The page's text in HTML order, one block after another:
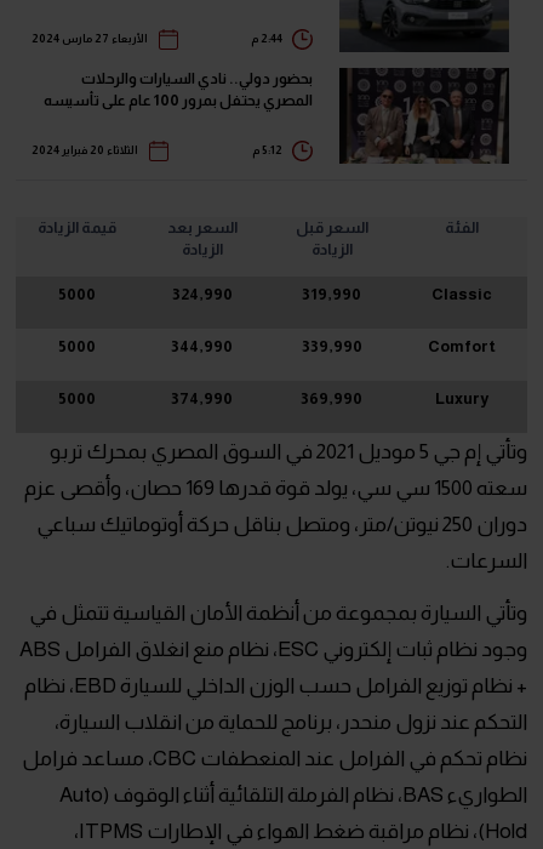
2:44 م الأربعاء 27 مارس 2024
بحضور دولي.. نادي السيارات والرحلات
المصري يحتفل بمرور 100 عام على تأسيسه
الثلاثاء 20 فبراير 2024
الفئة
السعر قبل
الزيادة
السعر بعد
الزيادة
قيمة الزيادة
Classic
319,990
324,990
5000
Comfort
339,990
344,990
5000
Luxury
369,990
374,990
5000
وتأتي إم جي 5 موديل 2021 في السوق المصري بمحرك تربو
سعته 1500 سي سي، يولد قوة قدرها 169 حصان، وأقصى عزم
دوران 250 نيوتن/متر، ومتصل بناقل حركة أوتوماتيك سباعي
السرعات.
وتأتي السيارة بمجموعة من أنظمة الأمان القياسية تتمثل في
وجود نظام ثبات إلكتروني ESC، نظام منع انغلاق الفرامل ABS
+ نظام توزيع الفرامل حسب الوزن الداخلي للسيارة EBD، نظام
التحكم عند نزول منحدر، برنامج للحماية من انقلاب السيارة،
نظام تحكم في الفرامل عند المنعطفات CBC، مساعد فرامل
الطواريء BAS، نظام الفرملة التلقائية أثناء الوقوف (Auto
Hold)، نظام مراقبة ضغط الهواء في الإطارات ITPMS،